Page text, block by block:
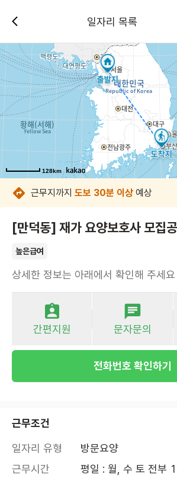
일자리 목록
128km
128km
128km
128km
128km
128km
128km
128km
근무지까지 도보 30분 이상 예상
[만덕동] 재가 요양보호사 모집
높은급여
상세한 정보는 아래에서 확인해 주세요
간편지원 문자문의
전화번호 확인하기
근무조건
일자리 유형
방문요양
근무시간
평일 : 월, 수 토 전부